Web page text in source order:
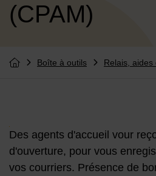
(CPAM)
Vous êtes ici :
Retourner à l'accueil
Boîte à outils Relais,
Contenu de la
Des agents d'accueil vour
d'ouverture, pour vous
vos courriers. Présence de